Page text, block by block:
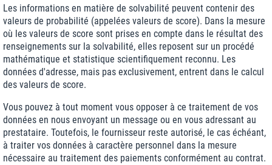
Les informations en matière de solvabilité peuvent contenir des
valeurs de probabilité (appelées valeurs de score). Dans la mesure
où les valeurs de score sont prises en compte dans le résultat des
renseignements sur la solvabilité, elles reposent sur un procédé
mathématique et statistique scientifiquement reconnu. Les
données d'adresse, mais pas exclusivement, entrent dans le calcul
des valeurs de score.
Vous pouvez à tout moment vous opposer à ce traitement de vos
données en nous envoyant un message ou en vous adressant au
prestataire. Toutefois, le fournisseur reste autorisé, le cas échéant,
à traiter vos données à caractère personnel dans la mesure
nécessaire au traitement des paiements conformément au contrat.